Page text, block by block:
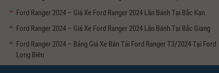
Ford Ranger 2024 – Giá Xe Ford Ranger 2024 Lăn Bánh Tại Bắc Kạn
Ford Ranger 2024 – Giá Xe Ford Ranger 2024 Lăn Bánh Tại Bắc Giang
Ford Ranger 2024 – Bảng Giá Xe Bán Tải Ford Ranger T3/2024 Tại Ford
Long Biên